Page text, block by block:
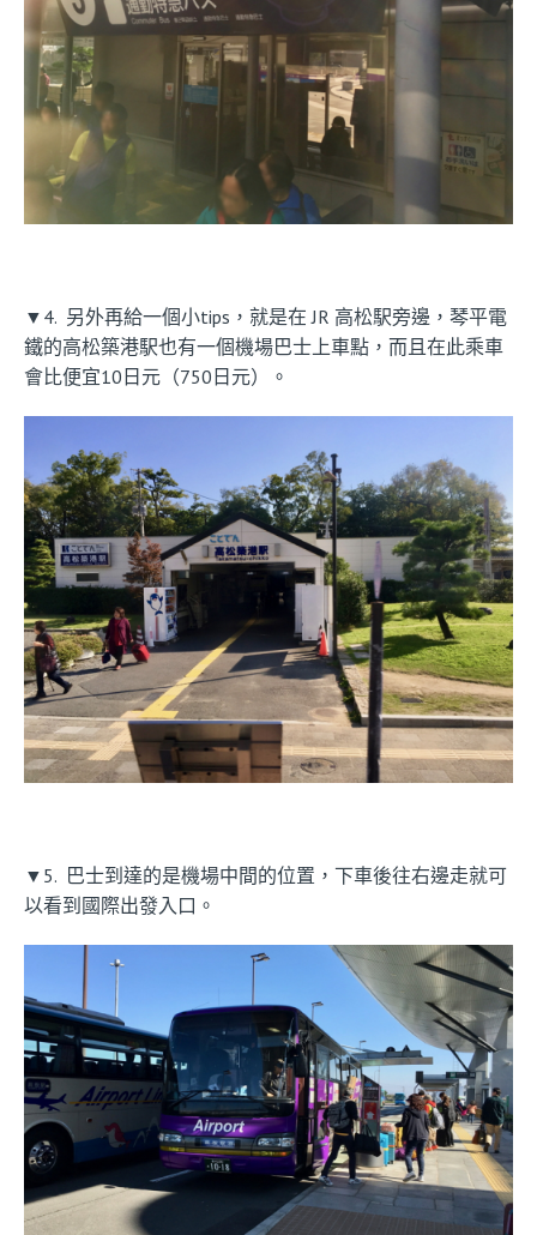
▼4. 另外再給一個小tips，就是在 JR 高松駅旁邊，琴平電
鐵的高松築港駅也有一個機場巴士上車點，而且在此乘車
會比便宜10日元（750日元）。
▼5. 巴士到達的是機場中間的位置，下車後往右邊走就可
以看到國際出發入口。